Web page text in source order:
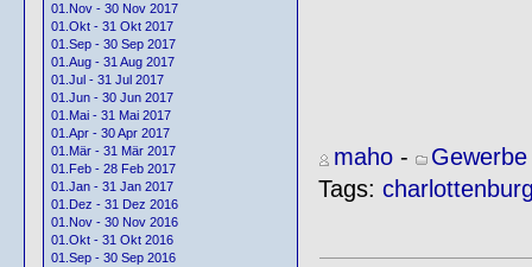
01.Nov - 30 Nov 2017
01.Okt - 31 Okt 2017
01.Sep - 30 Sep 2017
01.Aug - 31 Aug 2017
01.Jul - 31 Jul 2017
01.Jun - 30 Jun 2017
01.Mai - 31 Mai 2017
01.Apr - 30 Apr 2017
01.Mär - 31 Mär 2017
01.Feb - 28 Feb 2017
01.Jan - 31 Jan 2017
01.Dez - 31 Dez 2016
01.Nov - 30 Nov 2016
01.Okt - 31 Okt 2016
01.Sep - 30 Sep 2016
maho-
Tags: